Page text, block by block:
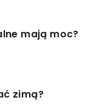
mają moc?
zimą?